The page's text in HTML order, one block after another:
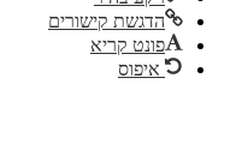
הדגשת קישורים
פונט קריא
איפוס